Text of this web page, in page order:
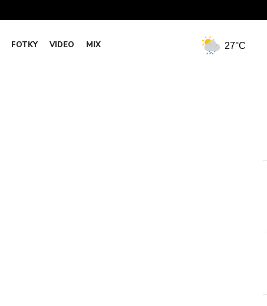
FOTKY VIDEO MIX 27°C